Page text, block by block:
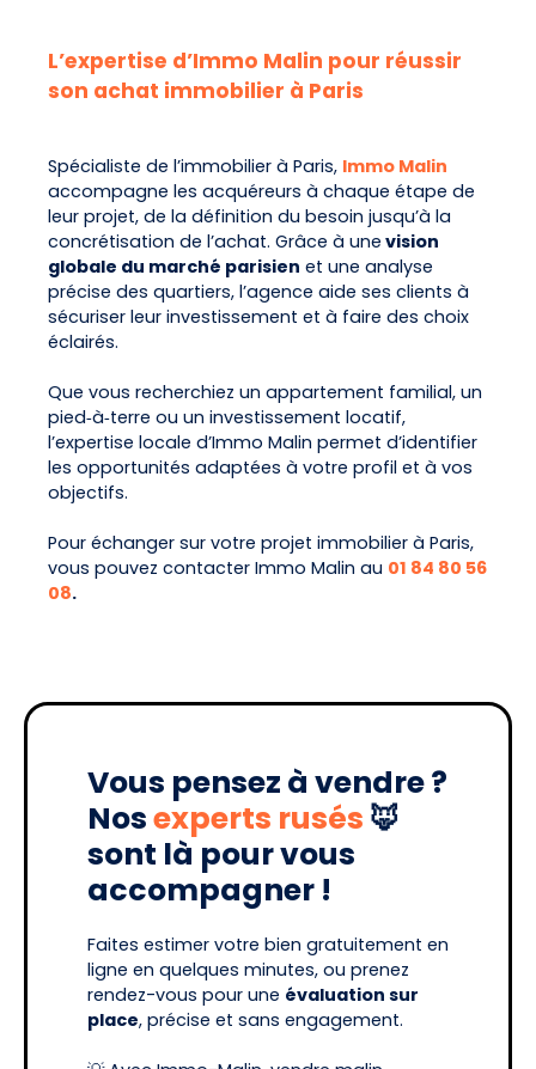
L’expertise d’Immo Malin pour réussir
son achat immobilier à Paris
Spécialiste de l’immobilier à Paris, Immo Malin
accompagne les acquéreurs à chaque étape de
leur projet, de la définition du besoin jusqu’à la
concrétisation de l’achat. Grâce à une vision
globale du marché parisien et une analyse
précise des quartiers, l’agence aide ses clients à
sécuriser leur investissement et à faire des choix
éclairés.
Que vous recherchiez un appartement familial, un
pied‑à‑terre ou un investissement locatif,
l’expertise locale d’Immo Malin permet d’identifier
les opportunités adaptées à votre profil et à vos
objectifs.
Pour échanger sur votre projet immobilier à Paris,
vous pouvez contacter Immo Malin au 01 84 80 56
08.
Vous pensez à vendre ?
Nosexperts rusés 🦊
sont là pour vous
accompagner !
Faites estimer votre bien gratuitement en
ligne en quelques minutes, ou prenez
rendez-vous pour une évaluation sur
place, précise et sans engagement.